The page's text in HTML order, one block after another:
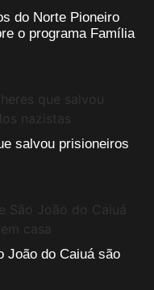
do Norte Pioneiro
o programa Família
salvou prisioneiros
João do Caiuá são